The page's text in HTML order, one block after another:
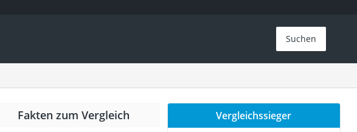
Suchen
Fakten zum Vergleich Vergleichssieger